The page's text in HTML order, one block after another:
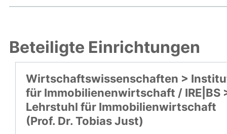
Beteiligte Einrichtungen
Wirtschaftswissenschaften >
für Immobilienenwirtschaft / IRE|BS
Lehrstuhl für Immobilienwirtschaft
(Prof. Dr. Tobias Just)